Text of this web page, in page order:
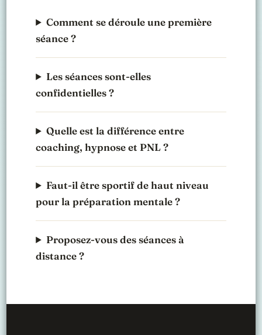
Comment se déroule une première
séance ?
Les séances sont-elles
confidentielles ?
Quelle est la différence entre
coaching, hypnose et PNL ?
Faut-il être sportif de haut niveau
pour la préparation mentale ?
Proposez-vous des séances à
distance ?